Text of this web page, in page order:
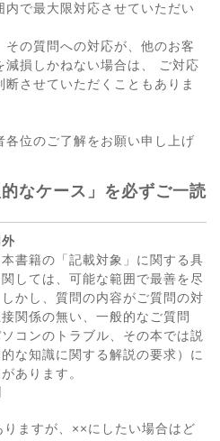
で最大限対応させていただい
の質問への対応が、他のお客
損しかねない場合は、 ご対応
させていただくこともありま
各位のご了解をお願い申し上げ
なケース」を必ずご一読
書籍の「記載対象」に関する具
しては、可能な範囲で最善を尽
かし、質問の内容がご質問の対
関係の無い、一般的なご質問
コンのトラブル、その本では説
な知識に関する解説の要求）に
あります。
りますが、××にしたい場合はど